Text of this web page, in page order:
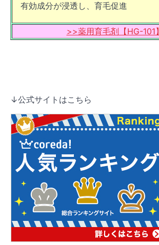
有効成分が浸透し、育毛促進
>>薬用育毛剤【HG-101】
↓公式サイトはこちら